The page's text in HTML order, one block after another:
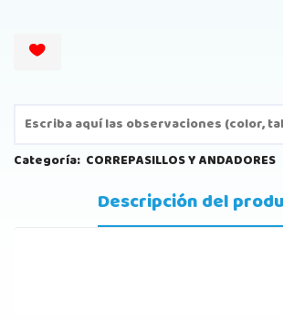
Categoría: CORREPASILLOS Y ANDADORES
Descripción del